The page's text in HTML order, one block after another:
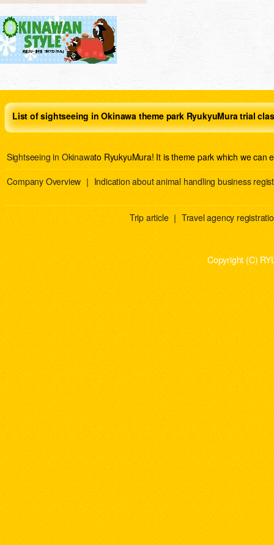
List of sightseeing in Okinawa theme park RyukyuMura trial
Sightseeing in Okinawato RyukyuMura! It is theme park which we can
Company Overview ｜ Indication about animal handling business
Trip article ｜ Travel agency
Copyright (C)